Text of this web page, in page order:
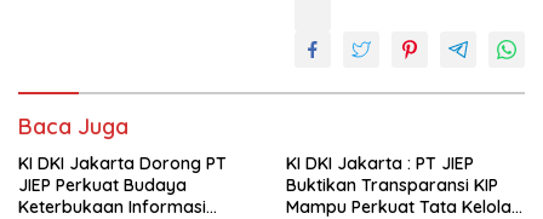
Baca Juga
KI DKI Jakarta Dorong PT
JIEP Perkuat Budaya
Keterbukaan Informasi
KI DKI Jakarta : PT JIEP
Buktikan Transparansi KIP
Mampu Perkuat Tata Kelola